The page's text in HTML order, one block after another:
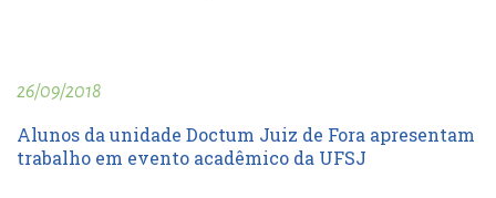
26/09/2018
Alunos da unidade Doctum Juiz de Fora apresentam
trabalho em evento acadêmico da UFSJ